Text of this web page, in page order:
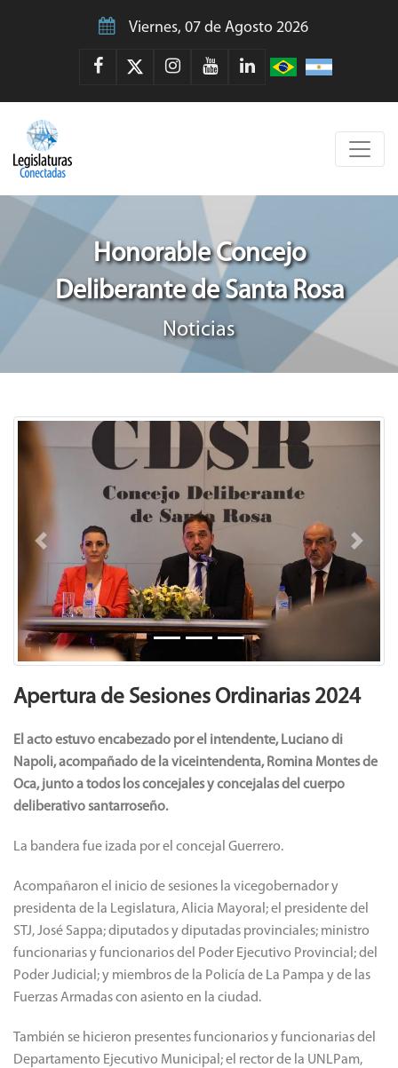
Viernes, 07 de Agosto 2026
Honorable Concejo
Deliberante de Santa Rosa
Noticias
Previous Next
Apertura de Sesiones Ordinarias 2024
El acto estuvo encabezado por el intendente, Luciano di
Napoli, acompañado de la viceintendenta, Romina Montes de
Oca, junto a todos los concejales y concejalas del cuerpo
deliberativo santarroseño.
La bandera fue izada por el concejal Guerrero.
Acompañaron el inicio de sesiones la vicegobernador y
presidenta de la Legislatura, Alicia Mayoral; el presidente del
STJ, José Sappa; diputados y diputadas provinciales; ministro
funcionarias y funcionarios del Poder Ejecutivo Provincial; del
Poder Judicial; y miembros de la Policía de La Pampa y de las
Fuerzas Armadas con asiento en la ciudad.
También se hicieron presentes funcionarios y funcionarias del
Departamento Ejecutivo Municipal; el rector de la UNLPam,